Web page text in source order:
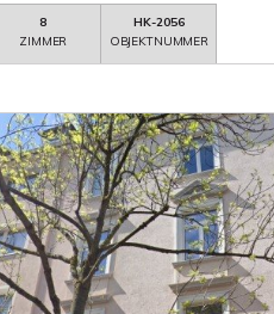
8
ZIMMER
HK-2056
OBJEKTNUMMER